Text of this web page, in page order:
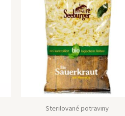
Sterilované potraviny